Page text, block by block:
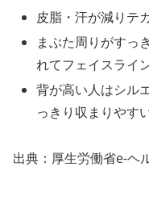
皮脂・汗が減りテ
まぶた周りがすっ
れてフェイスライ
背が高い人はシル
っきり収まりやす
出典：厚生労働省e-ヘ